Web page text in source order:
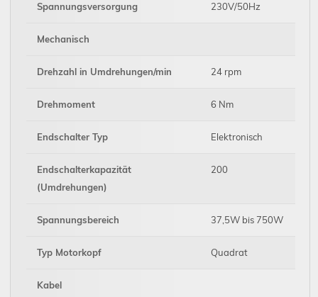
Spannungsversorgung 230V/50Hz
Mechanisch
Drehzahl in Umdrehungen/min 24 rpm
Drehmoment 6 Nm
Endschalter Typ Elektronisch
Endschalterkapazität
(Umdrehungen)
200
Spannungsbereich 37,5W bis 750W
Typ Motorkopf Quadrat
Kabel